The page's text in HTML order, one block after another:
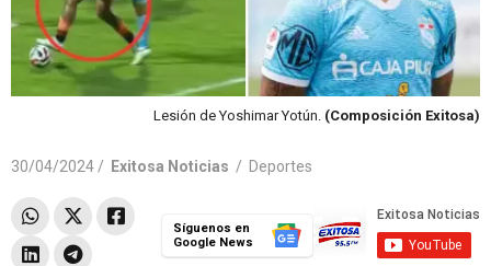
Lesión de Yoshimar Yotún. (Composición Exitosa)
30/04/2024 / Exitosa Noticias / Deportes
Síguenos en
Google News